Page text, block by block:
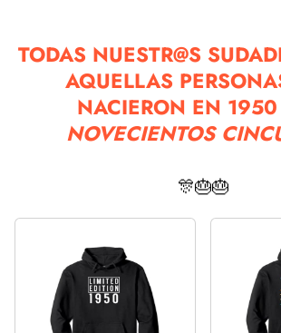
TODAS NUESTR@S
AQUELLAS
NACIERON EN 1950
NOVECIENTOS
🎊🎂🎂